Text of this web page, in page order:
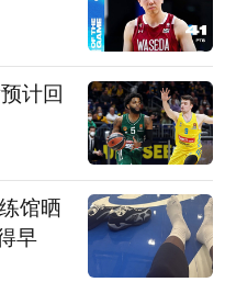
计回
馆晒
早